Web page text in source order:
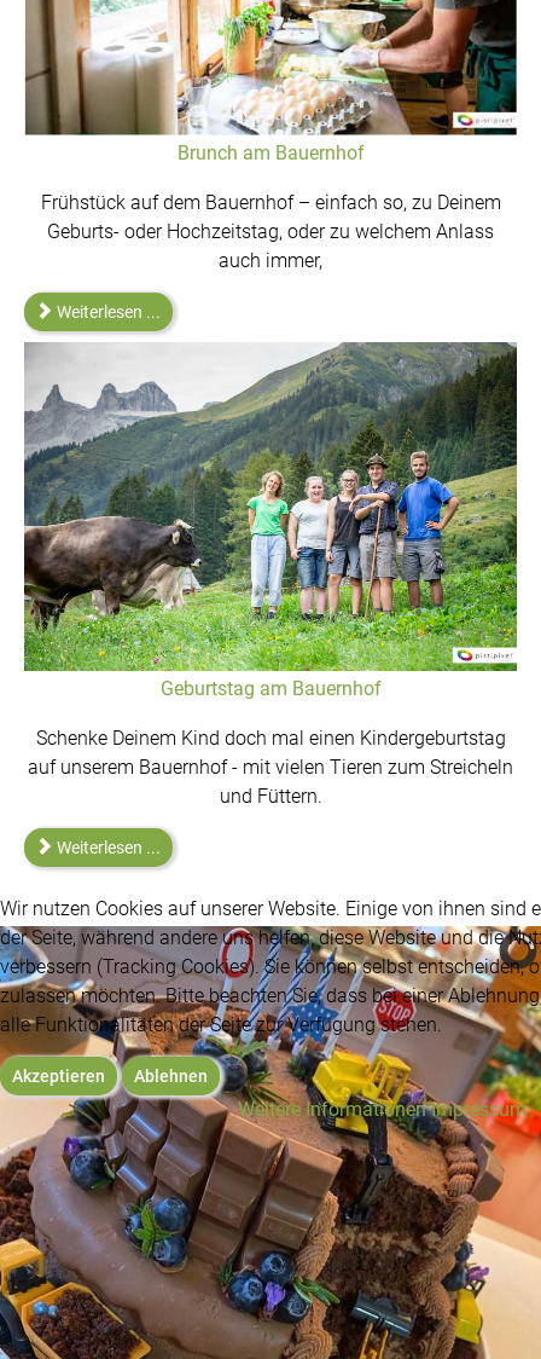
Brunch am Bauernhof
Frühstück auf dem Bauernhof – einfach so, zu Deinem
Geburts- oder Hochzeitstag, oder zu welchem Anlass
auch immer,
Weiterlesen ...
Geburtstag am Bauernhof
Schenke Deinem Kind doch mal einen Kindergeburtstag
auf unserem Bauernhof - mit vielen Tieren zum Streicheln
und Füttern.
Weiterlesen ...
BIO zu jedem Anlass
Kristahof Catering
Wir nutzen Cookies auf unserer Website. Einige von ihnen sind
der Seite, während andere uns helfen, diese Website und die
verbessern (Tracking Cookies). Sie können selbst entscheiden,
zulassen möchten. Bitte beachten Sie, dass bei einer
alle Funktionalitäten der Seite zur Verfügung stehen.
Akzeptieren Ablehnen
Weitere Informationen Impressum